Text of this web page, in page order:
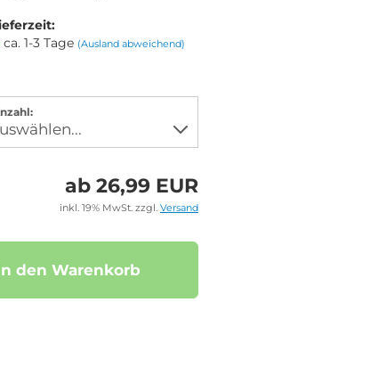
ca. 1-3 Tage (Ausland abweichend)
ab 26,99 EUR
inkl. 19% MwSt. zzgl. Versand
den Warenkorb